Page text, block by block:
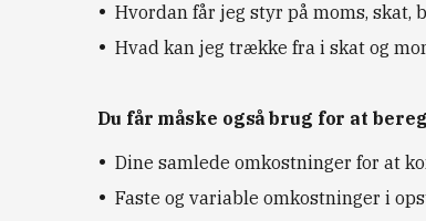
Hvordan får jeg styr på moms, skat,
Hvad kan jeg trække fra i skat og
Du får måske også brug for at
Dine samlede omkostninger for at
Faste og variable omkostninger i